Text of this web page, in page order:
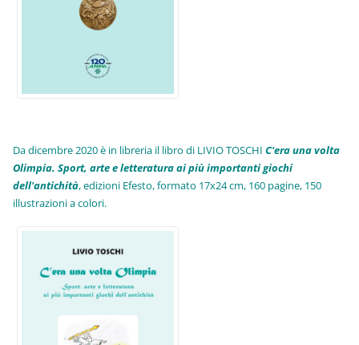
Da dicembre 2020 è in libreria il libro di LIVIO TOSCHIC'era una volta
Olimpia. Sport, arte e letteratura ai più importanti giochi
dell'antichità,edizioni Efesto, formato 17x24 cm, 160 pagine, 150
illustrazioni a colori.